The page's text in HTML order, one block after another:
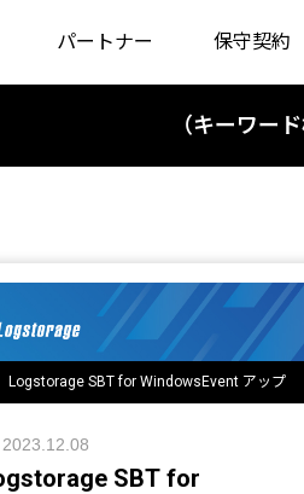
パートナー 保守契約
（キーワー
Logstorage SBT for WindowsEvent アップ
2023.12.08
SBT for